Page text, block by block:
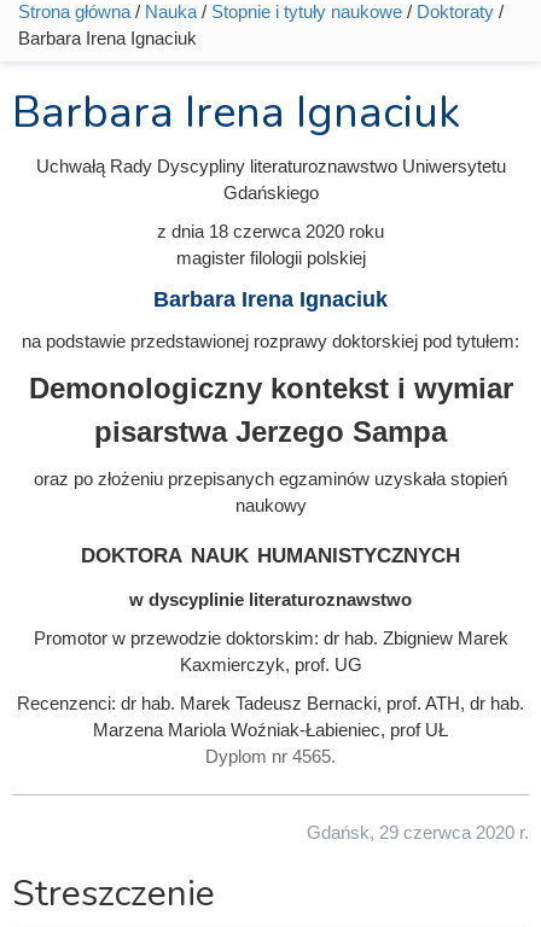
Jesteś tutaj
Strona główna / Nauka / Stopnie i tytuły naukowe / Doktoraty /
Barbara Irena Ignaciuk
Barbara Irena Ignaciuk
Uchwałą Rady Dyscypliny literaturoznawstwo Uniwersytetu
Gdańskiego
z dnia 18 czerwca 2020 roku
magister filologii polskiej
Barbara Irena Ignaciuk
na podstawie przedstawionej rozprawy doktorskiej pod tytułem:
Demonologiczny kontekst i wymiar
pisarstwa Jerzego Sampa
oraz po złożeniu przepisanych egzaminów uzyskała stopień
naukowy
doktora nauk humanistycznych
w dyscyplinie literaturoznawstwo
Promotor w przewodzie doktorskim: dr hab. Zbigniew Marek
Kaxmierczyk, prof. UG
Recenzenci: dr hab. Marek Tadeusz Bernacki, prof. ATH, dr hab.
Marzena Mariola Woźniak-Łabieniec, prof UŁ
Dyplom nr 4565.
Gdańsk, 29 czerwca 2020 r.
Streszczenie